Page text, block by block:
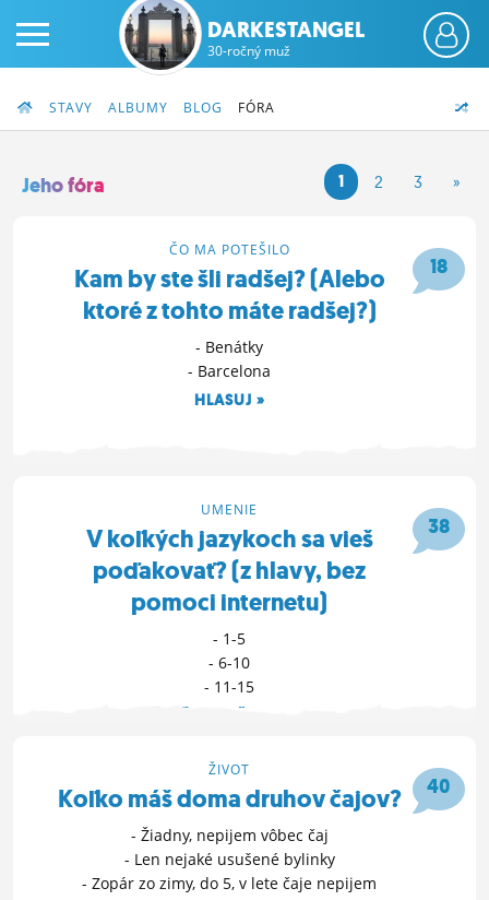
ČINŽIAK
MÔJ PROFIL
NASTAVENIA
DARKESTANGEL
30-ročný muž
STAVY ALBUMY BLOG FÓRA
Jeho fóra 1 2 3 »
18
ČO MA POTEŠILO
Kam by ste šli radšej? (Alebo
ktoré z tohto máte radšej?)
- Benátky
- Barcelona
HLASUJ »
38
UMENIE
V koľkých jazykoch sa vieš
poďakovať? (z hlavy, bez
pomoci internetu)
- 1-5
- 6-10
- 11-15
40
ŽIVOT
Koľko máš doma druhov čajov?
- Žiadny, nepijem vôbec čaj
- Len nejaké usušené bylinky
- Zopár zo zimy, do 5, v lete čaje nepijem